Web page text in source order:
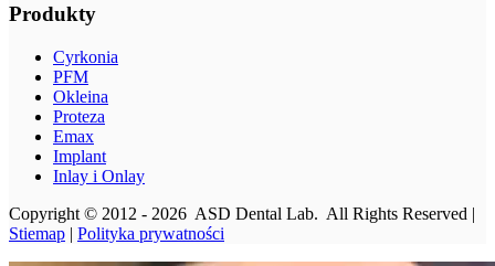
Produkty
Cyrkonia
PFM
Okleina
Proteza
Emax
Implant
Inlay i Onlay
Copyright © 2012 - 2026 ASD Dental Lab. All Rights Reserved |
Stiemap | Polityka prywatności